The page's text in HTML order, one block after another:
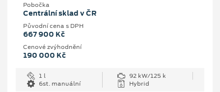
Pobočka
Centrální sklad v ČR
Původní cena s DPH
667 900 Kč
Cenové zvýhodnění
190 000 Kč
1 l
92 kW/125 k
6st. manuální
Hybrid